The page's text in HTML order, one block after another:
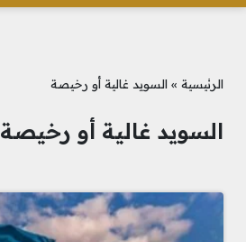
الرئيسية » السويد غالية أو رخيصة
السويد غالية أو رخيصة